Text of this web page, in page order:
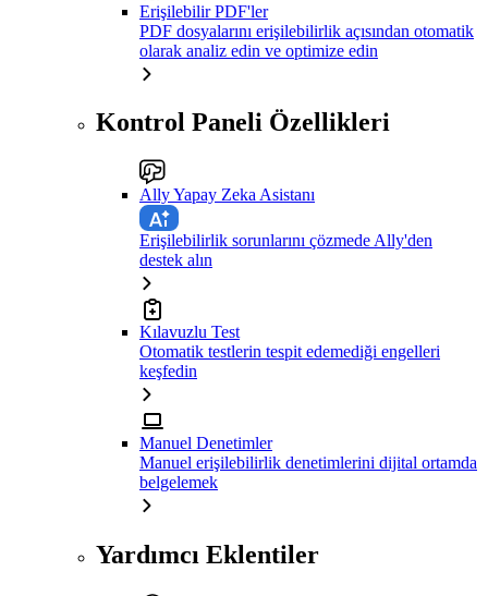
Erişilebilir PDF'ler
PDF dosyalarını erişilebilirlik açısından otomatik
olarak analiz edin ve optimize edin
Kontrol Paneli Özellikleri
Ally Yapay Zeka Asistanı
Erişilebilirlik sorunlarını çözmede Ally'den
destek alın
Kılavuzlu Test
Otomatik testlerin tespit edemediği engelleri
keşfedin
Manuel Denetimler
Manuel erişilebilirlik denetimlerini dijital ortamda
belgelemek
Yardımcı Eklentiler